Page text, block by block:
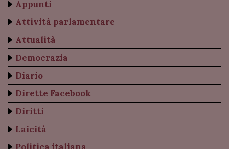
Appunti
Attività parlamentare
Attualità
Democrazia
Diario
Dirette Facebook
Diritti
Laicità